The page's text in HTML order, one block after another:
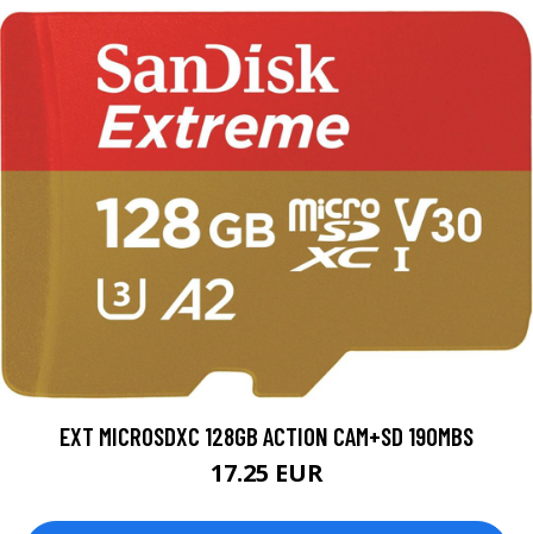
EXT MICROSDXC 128GB ACTION CAM+SD 190MBS
17.25 EUR